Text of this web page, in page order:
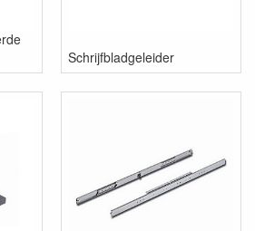
Schrijfbladgeleider